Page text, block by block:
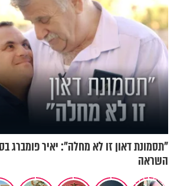
"תסמונת דאון זו לא מחלה": יאיר פומברג
השראה